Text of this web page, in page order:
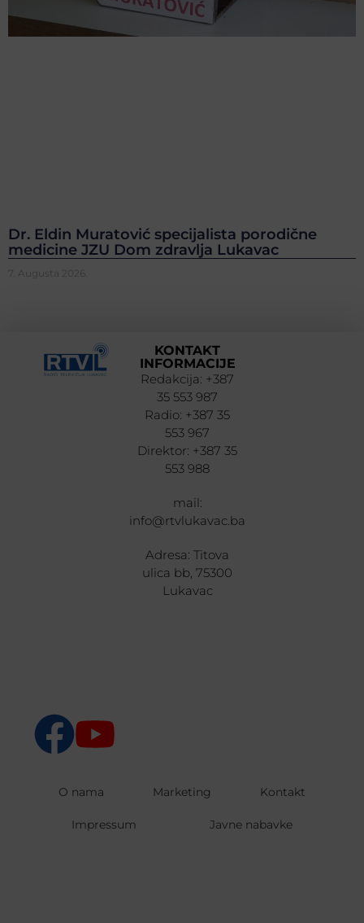
Dr. Eldin Muratović specijalista porodične
medicine JZU Dom zdravlja Lukavac
7. Augusta 2026.
KONTAKT
INFORMACIJE
Redakcija: +387
35 553 987
Radio: +387 35
553 967
Direktor: +387 35
553 988
mail:
info@rtvlukavac.ba
Adresa: Titova
ulica bb, 75300
Lukavac
O nama Marketing Kontakt
Impressum Javne nabavke